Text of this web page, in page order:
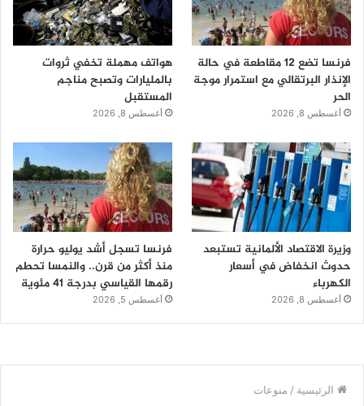
فرنسا تضع 12 مقاطعة في حالة
الإنذار البرتقالي مع استمرار موجة
الحر
أغسطس 8, 2026
هواتف مهملة تخفي ثروات
بالمليارات وتصبح مناجم
المستقبل
أغسطس 8, 2026
وزيرة الاقتصاد الألمانية تستبعد
حدوث انخفاض في أسعار
الكهرباء
أغسطس 8, 2026
فرنسا تسجل أشد يوليو حرارة
منذ أكثر من قرن.. والنمسا تحطم
رقمها القياسي بدرجة 41 مئوية
أغسطس 5, 2026